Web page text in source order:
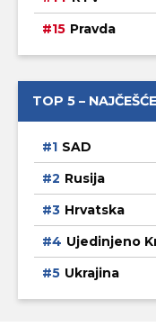
Pravda
TOP 5 –
SAD
Rusija
Hrvatska
Ujedinjeno
Ukrajina